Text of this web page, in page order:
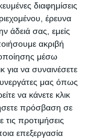
διαφημίσεις
έρευνα
άδειά σας, εμείς
ακριβή
μέσω
να συναινέσετε
μας όπως
να κάνετε κλικ
πρόσβαση σε
προτιμήσεις
επεξεργασία
F1® Garage &
AMG & Alpine
60444
παραγγελίας
84,99€